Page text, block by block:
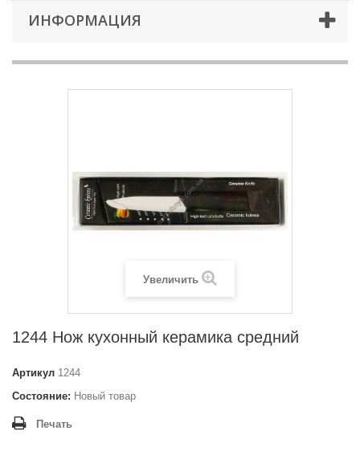
ИНФОРМАЦИЯ
Увеличить
1244 Нож кухонный керамика средний
Артикул 1244
Состояние: Новый товар
Печать